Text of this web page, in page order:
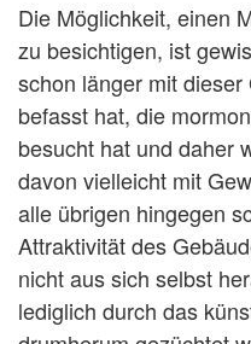
Die Möglichkeit, einen
zu besichtigen, ist
schon länger mit
befasst hat, die
besucht hat und daher
davon vielleicht mit
alle übrigen hingegen
Attraktivität des
nicht aus sich selbst
lediglich durch das